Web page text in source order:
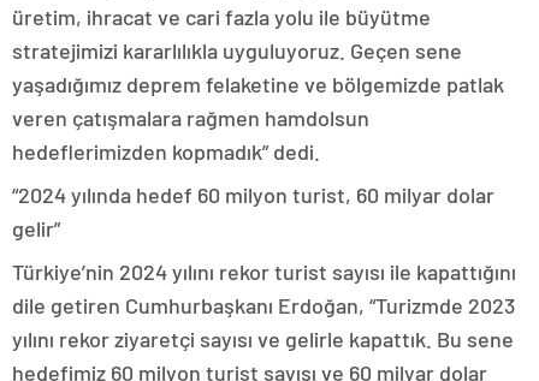
üretim, ihracat ve cari fazla yolu ile büyütme
stratejimizi kararlılıkla uyguluyoruz. Geçen sene
yaşadığımız deprem felaketine ve bölgemizde patlak
veren çatışmalara rağmen hamdolsun
hedeflerimizden kopmadık” dedi.
“2024 yılında hedef 60 milyon turist, 60 milyar dolar
gelir”
Türkiye’nin 2024 yılını rekor turist sayısı ile kapattığını
dile getiren Cumhurbaşkanı Erdoğan, “Turizmde 2023
yılını rekor ziyaretçi sayısı ve gelirle kapattık. Bu sene
hedefimiz 60 milyon turist sayısı ve 60 milyar dolar